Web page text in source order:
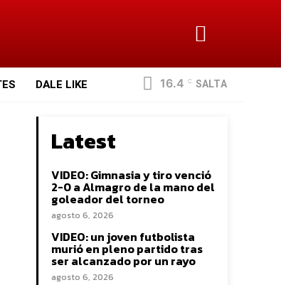
DALE LIKE 16.4 C SALTA
Latest
VIDEO: Gimnasia y tiro venció
2-0 a Almagro de la mano del
goleador del torneo
agosto 6, 2026
VIDEO: un joven futbolista
murió en pleno partido tras
ser alcanzado por un rayo
agosto 6, 2026